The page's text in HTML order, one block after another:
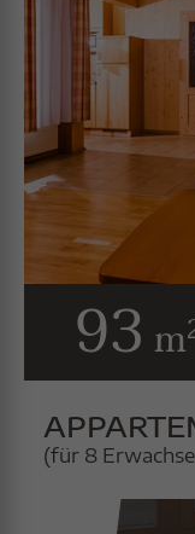
93 m
(für 8